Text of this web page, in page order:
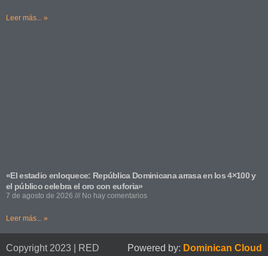
Leer más... »
«El estadio enloquece: República Dominicana arrasa en los 4×100 y
el público celebra el oro con euforia»
7 de agosto de 2026 No hay comentarios
Leer más... »
Copyright 2023 | RED
Powered by: Dominican Cloud